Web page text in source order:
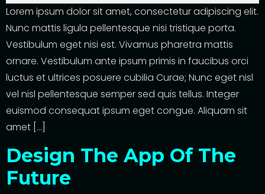
Lorem ipsum dolor sit amet, consectetur adipiscing elit.
Nunc mattis ligula pellentesque nisi tristique porta.
Vestibulum eget nisi est. Vivamus pharetra mattis
ornare. Vestibulum ante ipsum primis in faucibus orci
luctus et ultrices posuere cubilia Curae; Nunc eget nisl
vel nisl pellentesque semper sed quis tellus. Integer
euismod consequat ipsum eget congue. Aliquam sit
amet […]
Design The App Of The
Future